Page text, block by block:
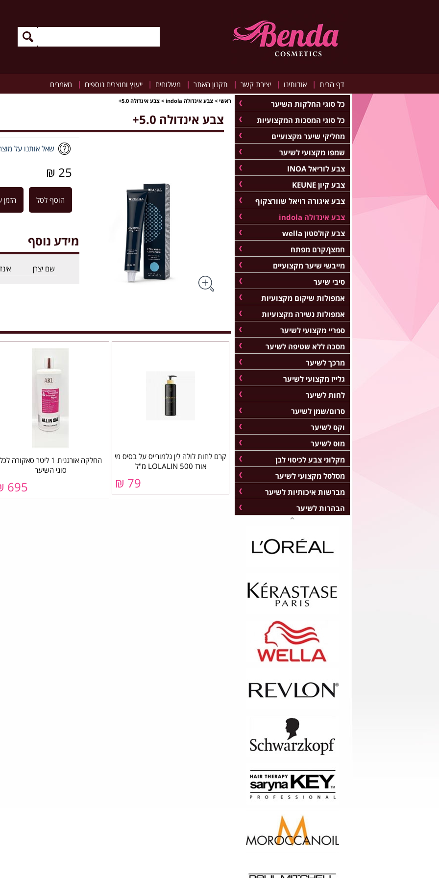
דף הבית | אודותינו | יצירת קשר | תקנון האתר | משלוחים | ייעוץ ומוצרים נוספים | מאמרים
ראשי > צבע אינדולה indola > צבע אינדולה 5.0+
צבע אינדולה 5.0+
שאל אותנו על
25 ₪
הוסף לסל הזמן
מידע נוסף
שם יצרן
קרם לחות לולה לין גלמורייס על בסיס מי
אורז LOLALIN 500 מ"ל
79 ₪
החלקה אורגנית 1 ליטר סאקורה
סוגי השיער
695 ₪
כל סוגי החלקות השיער
כל סוגי המסכות המקצועיות
מחליקי שיער מקצועיים
שמפו מקצועי לשיער
צבע לוריאל INOA
צבע קיון KEUNE
צבע איגורה רויאל שוורצקוף
צבע אינדולה indola
צבע קולסטון wella
חמצן/קרם מפתח
מייבשי שיער מקצועיים
סיבי שיער
אמפולות שיקום מקצועיות
אמפולות נשירה מקצועיות
ספריי מקצועי לשיער
מסכה ללא שטיפה לשיער
מרכך לשיער
גלייז מקצועי לשיער
לחות לשיער
סרום/שמן לשיער
וקס לשיער
מוס לשיער
מקלוני צבע לכיסוי לבן
מסלסל מקצועי לשיער
מברשות איכותיות לשיער
הבהרות לשיער